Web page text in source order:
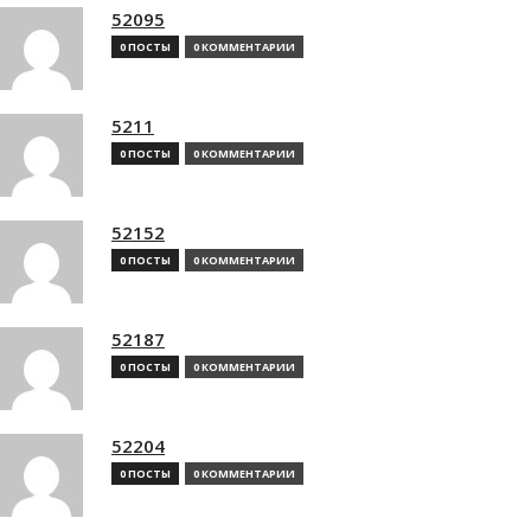
52095
0 ПОСТЫ 0 КОММЕНТАРИИ
5211
0 ПОСТЫ 0 КОММЕНТАРИИ
52152
0 ПОСТЫ 0 КОММЕНТАРИИ
52187
0 ПОСТЫ 0 КОММЕНТАРИИ
52204
0 ПОСТЫ 0 КОММЕНТАРИИ